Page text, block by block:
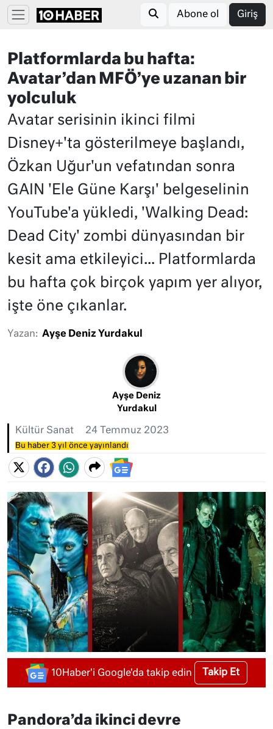
Abone ol Giriş
Platformlarda bu hafta:
Avatar’dan MFÖ’ye uzanan bir
yolculuk
Avatar serisinin ikinci filmi
Disney+'ta gösterilmeye başlandı,
Özkan Uğur'un vefatından sonra
GAIN 'Ele Güne Karşı' belgeselinin
YouTube'a yükledi, 'Walking Dead:
Dead City' zombi dünyasından bir
kesit ama etkileyici... Platformlarda
bu hafta çok birçok yapım yer alıyor,
işte öne çıkanlar.
Yazan: Ayşe Deniz Yurdakul
Ayşe Deniz
Yurdakul
Kültür Sanat 24 Temmuz 2023
Bu haber 3 yıl önce yayınlandı
10Haber'i Google'da takip edin Takip Et
Pandora’da ikinci devre